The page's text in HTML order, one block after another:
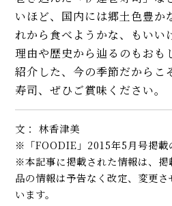
いほど、国内には郷土色豊か
れから食べようかな、もいい
理由や歴史から辿るのもおも
紹介した、今の季節だからこ
寿司、ぜひご賞味ください。
文： 林香津美
※「FOODIE」2015年5月号掲載
※本記事に掲載された情報は、掲
品の情報は予告なく改定、変更
います。